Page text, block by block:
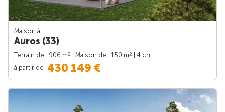
Maison à
Auros (33)
Terrain de : 906 m2 | Maison de : 150 m2
| 4 ch.
à partir de 430 149 €